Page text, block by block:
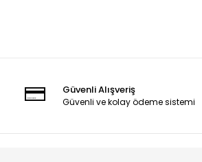
Güvenli Alışveriş
Güvenli ve kolay ödeme sistemi